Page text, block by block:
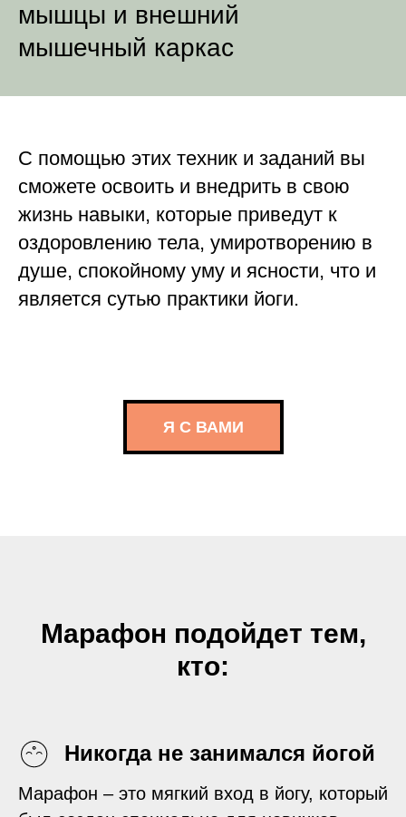
мышцы и внешний
мышечный каркас
С помощью этих техник и заданий вы
сможете освоить и внедрить в свою
жизнь навыки, которые приведут к
оздоровлению тела, умиротворению в
душе, спокойному уму и ясности, что и
является сутью практики йоги.
Я С ВАМИ
Марафон подойдет тем,
кто:
Никогда не занимался йогой
Марафон – это мягкий вход в йогу, который